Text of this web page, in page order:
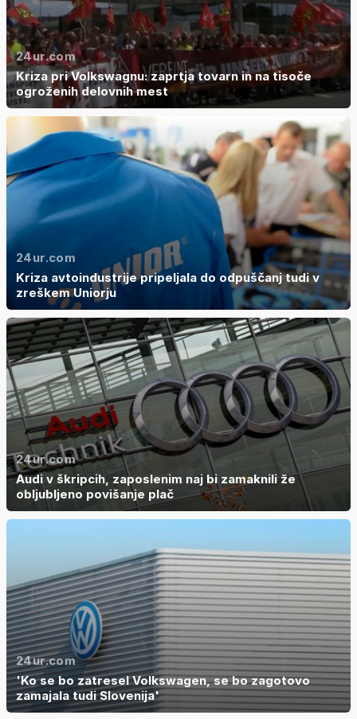
24ur.com
Kriza pri Volkswagnu: zaprtja tovarn in na tisoče
ogroženih delovnih mest
24ur.com
Kriza avtoindustrije pripeljala do odpuščanj tudi v
zreškem Uniorju
24ur.com
Audi v škripcih, zaposlenim naj bi zamaknili že
obljubljeno povišanje plač
24ur.com
'Ko se bo zatresel Volkswagen, se bo zagotovo
zamajala tudi Slovenija'